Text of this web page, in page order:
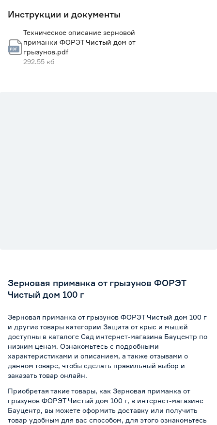
Инструкции и документы
Техническое описание зерновой
приманки ФОРЭТ Чистый дом от
грызунов.pdf
292.55 кб
Зерновая приманка от грызунов ФОРЭТ
Чистый дом 100 г
Зерновая приманка от грызунов ФОРЭТ Чистый дом 100 г
и другие товары категории Защита от крыс и мышей
доступны в каталоге Сад интернет-магазина Бауцентр по
низким ценам. Ознакомьтесь с подробными
характеристиками и описанием, а также отзывами о
данном товаре, чтобы сделать правильный выбор и
заказать товар онлайн.
Приобретая такие товары, как Зерновая приманка от
грызунов ФОРЭТ Чистый дом 100 г, в интернет-магазине
Бауцентр, вы можете оформить доставку или получить
товар удобным для вас способом, для этого ознакомьтесь